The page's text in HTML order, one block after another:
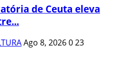
de Ceuta eleva
Ago 8, 2026023